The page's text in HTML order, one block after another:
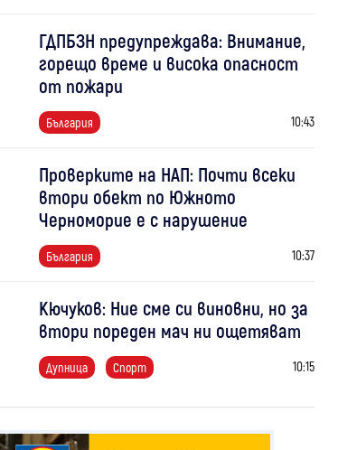
ГДПБЗН предупреждава: Внимание,
горещо време и висока опасност
от пожари
България 10:43
Проверките на НАП: Почти всеки
втори обект по Южното
Черноморие е с нарушение
България 10:37
Кючуков: Ние сме си виновни, но за
втори пореден мач ни ощетяват
Дупница Спорт 10:15